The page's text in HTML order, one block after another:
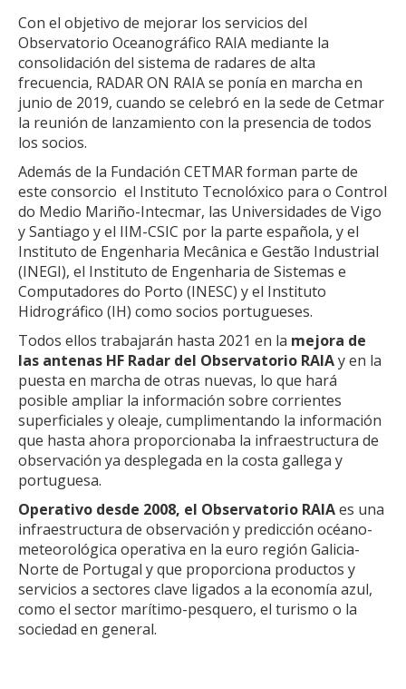
Con el objetivo de mejorar los servicios del
Observatorio Oceanográfico RAIA mediante la
consolidación del sistema de radares de alta
frecuencia, RADAR ON RAIA se ponía en marcha en
junio de 2019, cuando se celebró en la sede de Cetmar
la reunión de lanzamiento con la presencia de todos
los socios.
Además de la Fundación CETMAR forman parte de
este consorcio el Instituto Tecnolóxico para o Control
do Medio Mariño-Intecmar, las Universidades de Vigo
y Santiago y el IIM-CSIC por la parte española, y el
Instituto de Engenharia Mecânica e Gestão Industrial
(INEGI), el Instituto de Engenharia de Sistemas e
Computadores do Porto (INESC) y el Instituto
Hidrográfico (IH) como socios portugueses.
Todos ellos trabajarán hasta 2021 en la mejora de
las antenas HF Radar del Observatorio RAIAy en la
puesta en marcha de otras nuevas, lo que hará
posible ampliar la información sobre corrientes
superficiales y oleaje, cumplimentando la información
que hasta ahora proporcionaba la infraestructura de
observación ya desplegada en la costa gallega y
portuguesa.
Operativo desde 2008, el Observatorio RAIAes una
infraestructura de observación y predicción océano-
meteorológica operativa en la euro región Galicia-
Norte de Portugal y que proporciona productos y
servicios a sectores clave ligados a la economía azul,
como el sector marítimo-pesquero, el turismo o la
sociedad en general.